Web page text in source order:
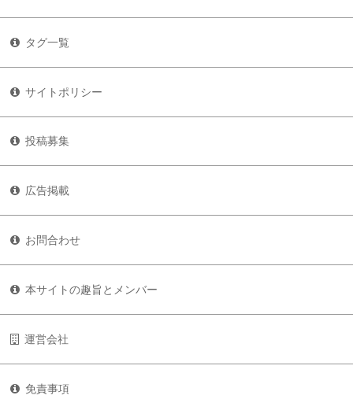
タグ一覧
サイトポリシー
投稿募集
広告掲載
お問合わせ
本サイトの趣旨とメンバー
運営会社
免責事項